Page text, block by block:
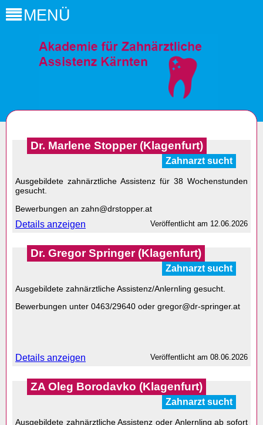
MENÜ
Dr. Marlene Stopper (Klagenfurt)
Zahnarzt sucht
Ausgebildete zahnärztliche Assistenz für 38 Wochenstunden
gesucht.
Bewerbungen an zahn@drstopper.at
Details anzeigen Veröffentlicht am 12.06.2026
Dr. Gregor Springer (Klagenfurt)
Zahnarzt sucht
Ausgebildete zahnärztliche Assistenz/Anlernling gesucht.
Bewerbungen unter 0463/29640 oder gregor@dr-springer.at
Details anzeigen Veröffentlicht am 08.06.2026
ZA Oleg Borodavko (Klagenfurt)
Zahnarzt sucht
Ausgebildete zahnärztliche Assistenz oder Anlernling ab sofort